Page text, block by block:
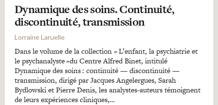
Dynamique des soins. Continuité,
discontinuité, transmission
Lorraine Laruelle
Dans le volume de la collection « L’enfant, la psychiatrie et
le psychanalyste »du Centre Alfred Binet, intitulé
Dynamique des soins : continuité — discontinuité —
transmission, dirigé par Jacques Angelergues, Sarah
Bydlowski et Pierre Denis, les analystes-auteurs témoignent
de leurs expériences cliniques,…